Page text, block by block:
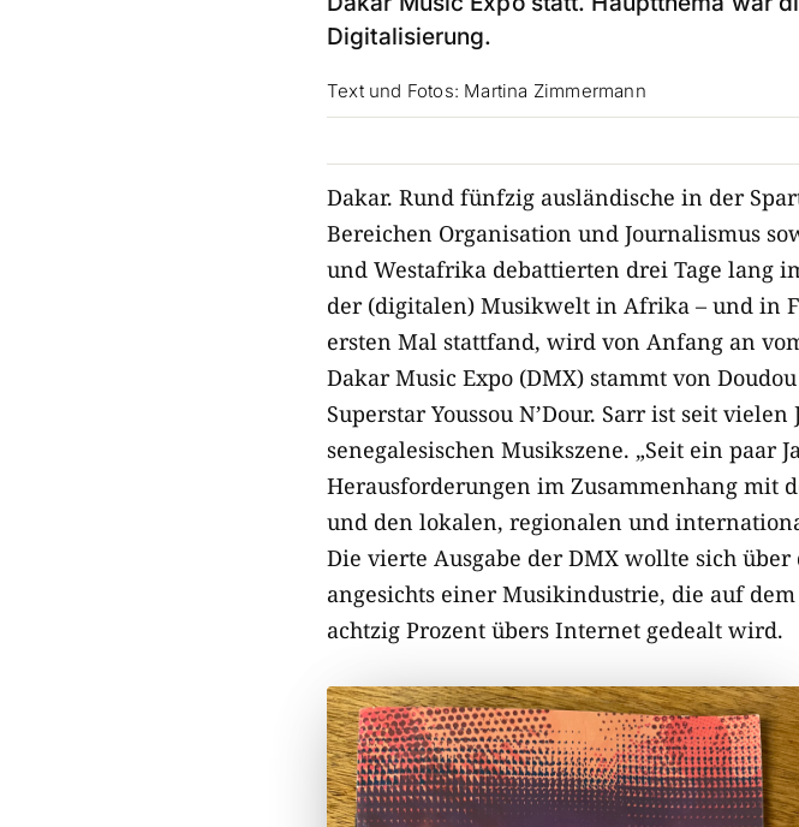
Digitalisierung.
Text und Fotos: Martina Zimmermann
Dakar. Rund fünfzig ausländische in der
Bereichen Organisation und Journalismus
und Westafrika debattierten drei Tage lang
der (digitalen) Musikwelt in Afrika – und in
ersten Mal stattfand, wird von Anfang an
Dakar Music Expo (DMX) stammt von
Superstar Youssou N’Dour. Sarr ist seit
senegalesischen Musikszene. „Seit ein paar
Herausforderungen im Zusammenhang mit
und den lokalen, regionalen und
Die vierte Ausgabe der DMX wollte sich
angesichts einer Musikindustrie, die auf
achtzig Prozent übers Internet gedealt wird.